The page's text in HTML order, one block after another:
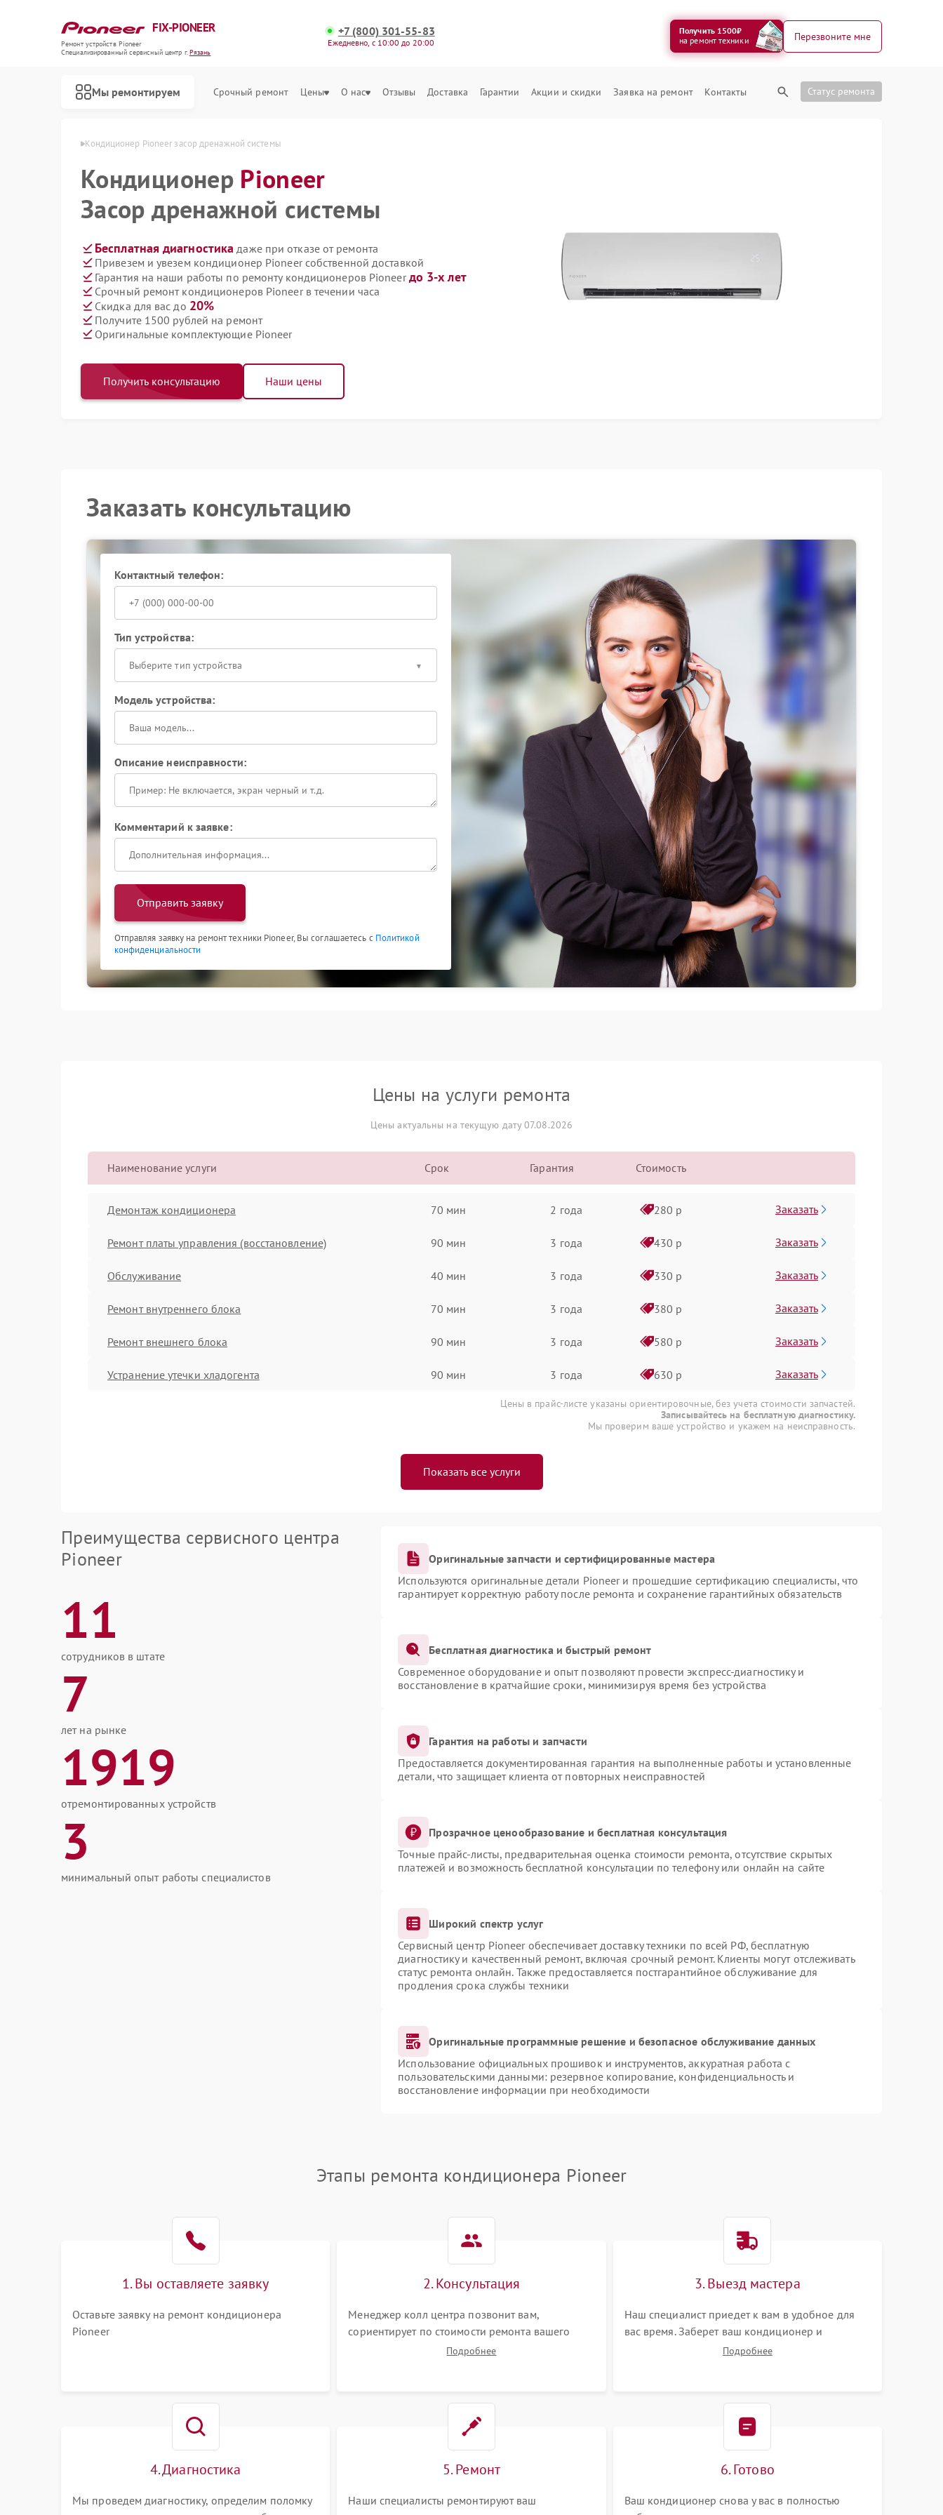
FIX-PIONEER
Ремонт устройств Pioneer
Специализированный cервисный центр г.Рязань
+7 (800) 301-55-83
Ежедневно, с 10:00 до 20:00
Получить 1500₽
на ремонт техники
Перезвоните мне
Мы ремонтируем Срочный ремонт Цены О нас Отзывы Доставка Гарантии Акции и скидки Заявка на ремонт Контакты Статус ремонта
Pioneer в Рязани Кондиционер Pioneer засор дренажной системы
Кондиционер Pioneer
Засор дренажной системы
Бесплатная диагностика даже при отказе от ремонта
Привезем и увезем кондиционер Pioneer собственной доставкой
Гарантия на наши работы по ремонту кондиционеров Pioneerдо 3-х лет
Срочный ремонт кондиционеров Pioneer в течении часа
Скидка для вас до 20%
Получите 1500 рублей на ремонт
Оригинальные комплектующие Pioneer
Получить консультацию Наши цены
Заказать консультацию
Контактный телефон:
Тип устройства:
Выберите тип устройства
Модель устройства:
Описание неисправности:
Комментарий к заявке:
Отправить заявку
Отправляя заявку на ремонт техники Pioneer, Вы соглашаетесь с Политикой
конфиденциальности
Цены на услуги ремонта
Цены актуальны на текущую дату 07.08.2026
Наименование услуги Срок Гарантия Стоимость
Демонтаж кондиционера 70 мин 2 года 280 р Заказать
Ремонт платы управления (восстановление) 90 мин 3 года 430 р Заказать
Обслуживание 40 мин 3 года 330 р Заказать
Ремонт внутреннего блока 70 мин 3 года 380 р Заказать
Ремонт внешнего блока 90 мин 3 года 580 р Заказать
Устранение утечки хладогента 90 мин 3 года 630 р Заказать
Цены в прайс-листе указаны ориентировочные, без учета стоимости запчастей.
Записывайтесь на бесплатную диагностику.
Мы проверим ваше устройство и укажем на неисправность.
Показать все услуги
Преимущества сервисного центра
Pioneer
11
сотрудников в штате
7
лет на рынке
1919
отремонтированных устройств
3
минимальный опыт работы специалистов
Оригинальные запчасти и сертифицированные мастера
Используются оригинальные детали Pioneer и прошедшие сертификацию специалисты, что
гарантирует корректную работу после ремонта и сохранение гарантийных обязательств
Бесплатная диагностика и быстрый ремонт
Современное оборудование и опыт позволяют провести экспресс-диагностику и
восстановление в кратчайшие сроки, минимизируя время без устройства
Гарантия на работы и запчасти
Предоставляется документированная гарантия на выполненные работы и установленные
детали, что защищает клиента от повторных неисправностей
Прозрачное ценообразование и бесплатная консультация
Точные прайс-листы, предварительная оценка стоимости ремонта, отсутствие скрытых
платежей и возможность бесплатной консультации по телефону или онлайн на сайте
Широкий спектр услуг
Сервисный центр Pioneer обеспечивает доставку техники по всей РФ, бесплатную
диагностику и качественный ремонт, включая срочный ремонт. Клиенты могут отслеживать
статус ремонта онлайн. Также предоставляется постгарантийное обслуживание для
продления срока службы техники
Оригинальные программные решение и безопасное обслуживание данных
Использование официальных прошивок и инструментов, аккуратная работа с
пользовательскими данными: резервное копирование, конфиденциальность и
восстановление информации при необходимости
Этапы ремонта кондиционера Pioneer
1. Вы оставляете заявку
Оставьте заявку на ремонт кондиционера
Pioneer
2. Консультация
Менеджер колл центра позвонит вам,
сориентирует по стоимости ремонта вашего
кондиционера а также ответит на все ваши
Подробнее
3. Выезд мастера
Наш специалист приедет к вам в удобное для
вас время. Заберет ваш кондиционер и
привезет на склад для диагностики.
Подробнее
4. Диагностика
Мы проведем диагностику, определим поломку
5. Ремонт
Наши специалисты ремонтируют ваш
6. Готово
Ваш кондиционер снова у вас в полностью